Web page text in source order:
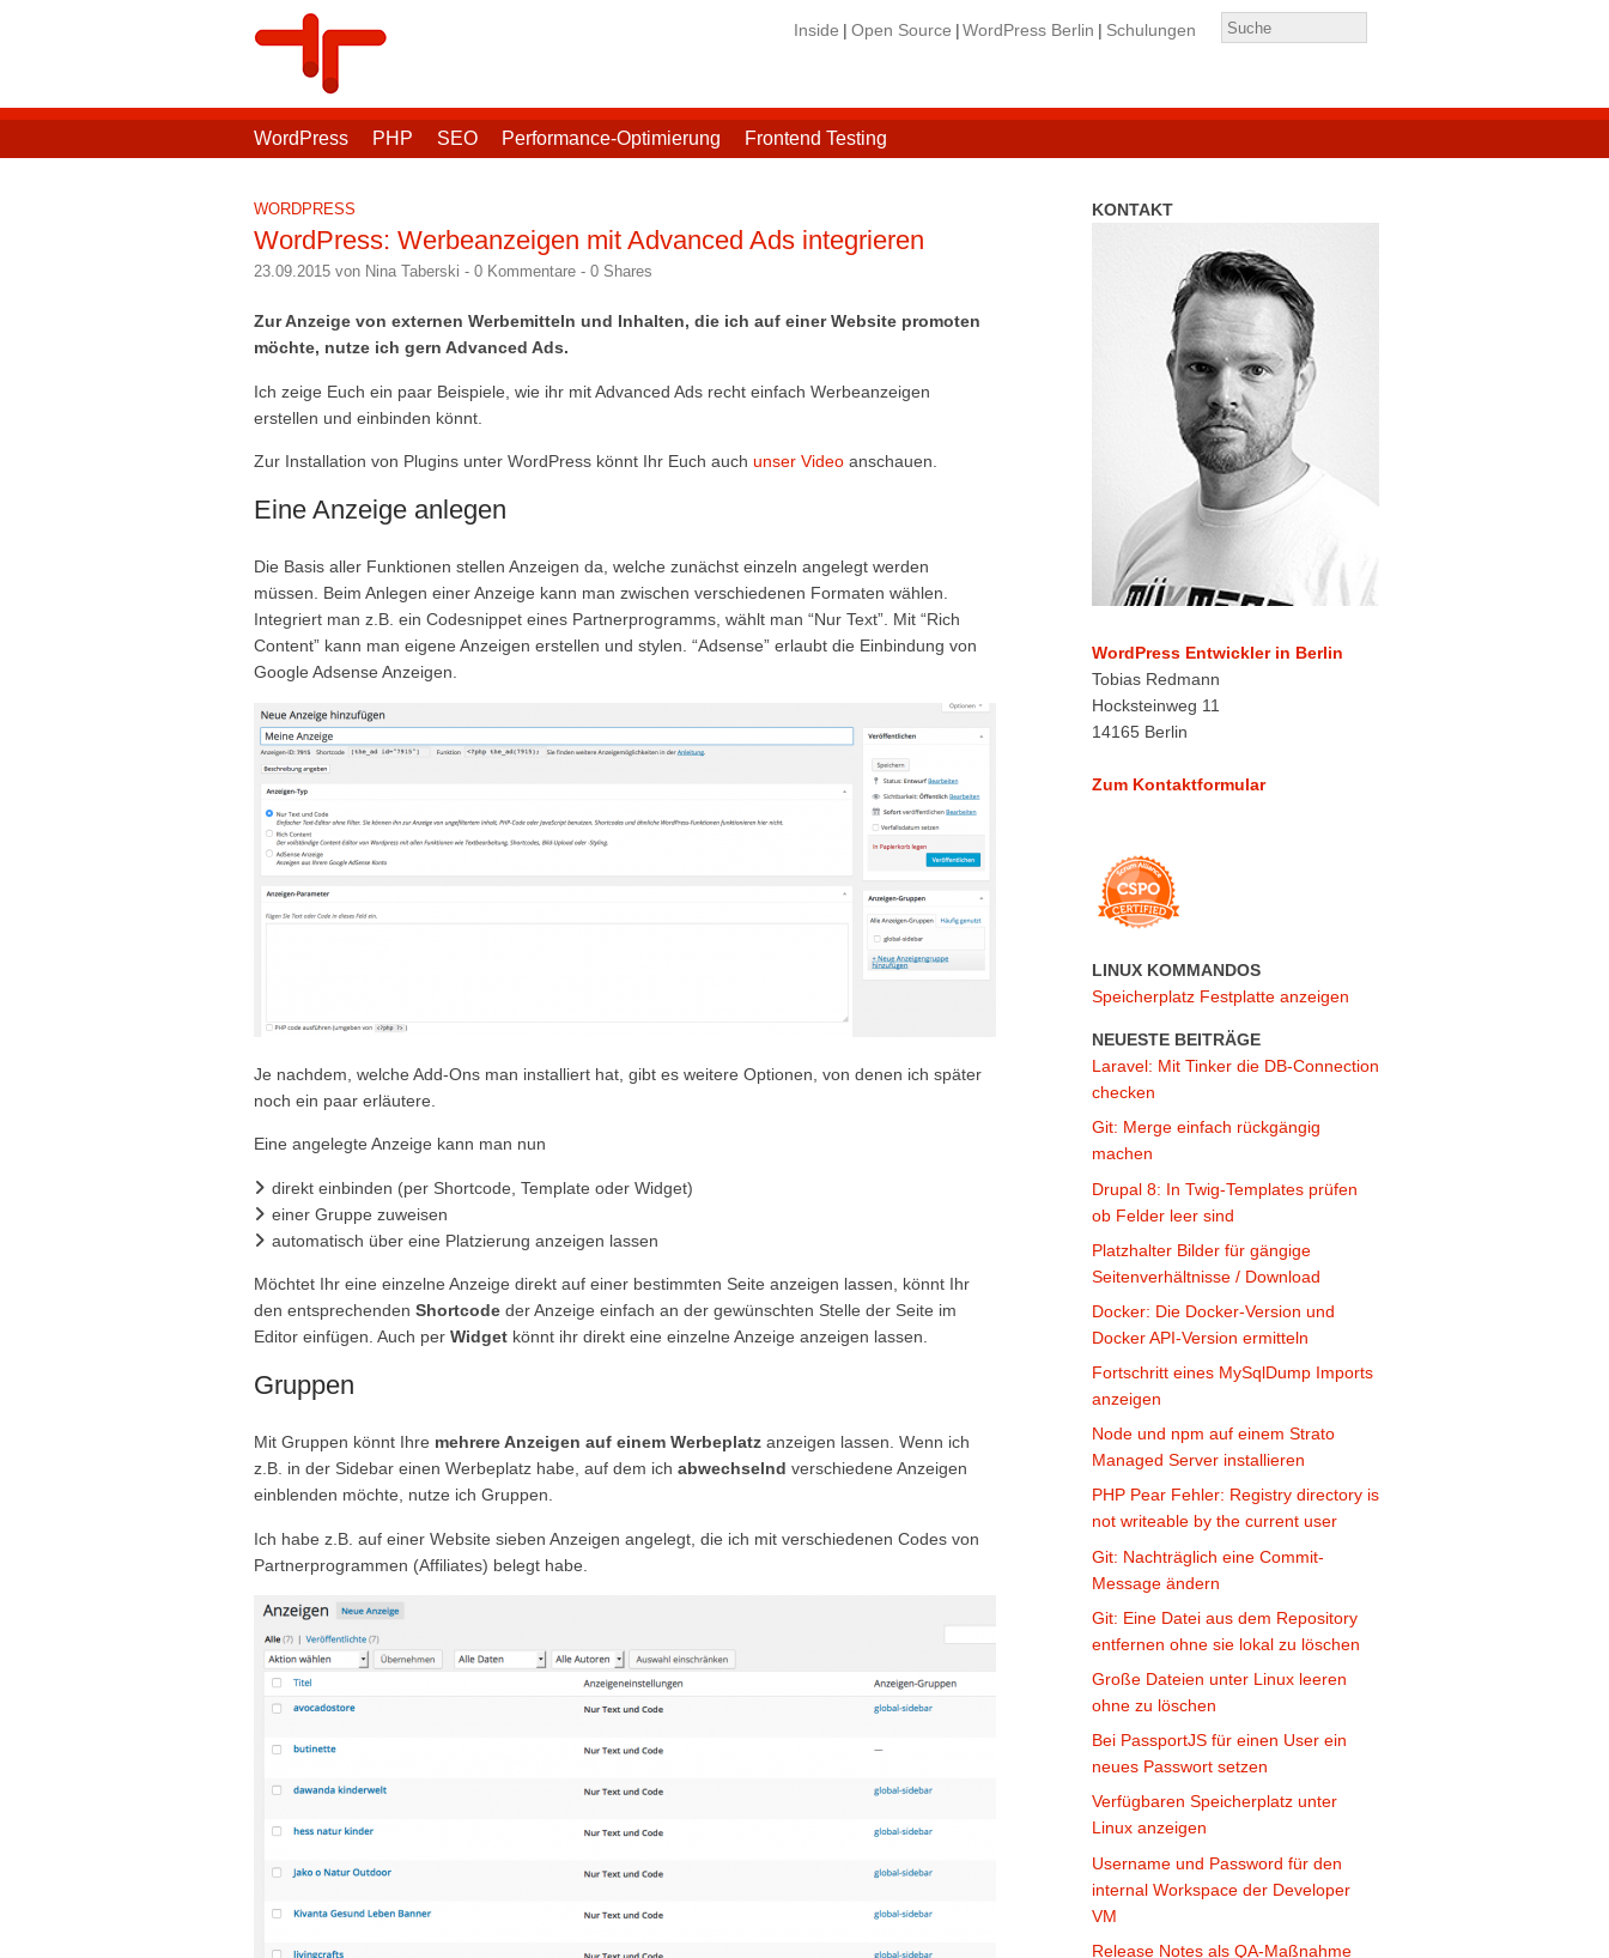
Inside Open Source WordPress Berlin Schulungen
WordPress PHP SEO Performance-Optimierung Frontend Testing
WORDPRESS
WordPress: Werbeanzeigen mit Advanced Ads integrieren
23.09.2015 von Nina Taberski - 0 Kommentare - 0 Shares
Zur Anzeige von externen Werbemitteln und Inhalten, die ich auf einer Website promoten
möchte, nutze ich gern Advanced Ads.
Ich zeige Euch ein paar Beispiele, wie ihr mit Advanced Ads recht einfach Werbeanzeigen
erstellen und einbinden könnt.
Zur Installation von Plugins unter WordPress könnt Ihr Euch auch unser Video anschauen.
Eine Anzeige anlegen
Die Basis aller Funktionen stellen Anzeigen da, welche zunächst einzeln angelegt werden
müssen. Beim Anlegen einer Anzeige kann man zwischen verschiedenen Formaten wählen.
Integriert man z.B. ein Codesnippet eines Partnerprogramms, wählt man “Nur Text”. Mit “Rich
Content” kann man eigene Anzeigen erstellen und stylen. “Adsense” erlaubt die Einbindung von
Google Adsense Anzeigen.
Je nachdem, welche Add-Ons man installiert hat, gibt es weitere Optionen, von denen ich später
noch ein paar erläutere.
Eine angelegte Anzeige kann man nun
direkt einbinden (per Shortcode, Template oder Widget)
einer Gruppe zuweisen
automatisch über eine Platzierung anzeigen lassen
Möchtet Ihr eine einzelne Anzeige direkt auf einer bestimmten Seite anzeigen lassen, könnt Ihr
den entsprechenden Shortcode der Anzeige einfach an der gewünschten Stelle der Seite im
Editor einfügen. Auch per Widget könnt ihr direkt eine einzelne Anzeige anzeigen lassen.
Gruppen
Mit Gruppen könnt Ihre mehrere Anzeigen auf einem Werbeplatz anzeigen lassen. Wenn ich
z.B. in der Sidebar einen Werbeplatz habe, auf dem ich abwechselnd verschiedene Anzeigen
einblenden möchte, nutze ich Gruppen.
Ich habe z.B. auf einer Website sieben Anzeigen angelegt, die ich mit verschiedenen Codes von
Partnerprogrammen (Affiliates) belegt habe.
KONTAKT
WordPress Entwickler in Berlin
Tobias Redmann
Hocksteinweg 11
14165 Berlin
Zum Kontaktformular
LINUX KOMMANDOS
Speicherplatz Festplatte anzeigen
NEUESTE BEITRÄGE
Laravel: Mit Tinker die DB-Connection
checken
Git: Merge einfach rückgängig
machen
Drupal 8: In Twig-Templates prüfen
ob Felder leer sind
Platzhalter Bilder für gängige
Seitenverhältnisse / Download
Docker: Die Docker-Version und
Docker API-Version ermitteln
Fortschritt eines MySqlDump Imports
anzeigen
Node und npm auf einem Strato
Managed Server installieren
PHP Pear Fehler: Registry directory is
not writeable by the current user
Git: Nachträglich eine Commit-
Message ändern
Git: Eine Datei aus dem Repository
entfernen ohne sie lokal zu löschen
Große Dateien unter Linux leeren
ohne zu löschen
Bei PassportJS für einen User ein
neues Passwort setzen
Verfügbaren Speicherplatz unter
Linux anzeigen
Username und Password für den
internal Workspace der Developer
VM
Release Notes als QA-Maßnahme